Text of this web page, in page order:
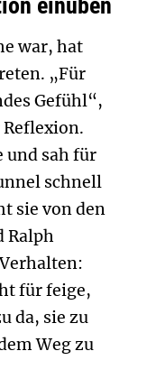
einüben
war, hat
„Für
Gefühl“,
und sah für
schnell
sie von den
Ralph
für feige,
da, sie zu
Weg zu